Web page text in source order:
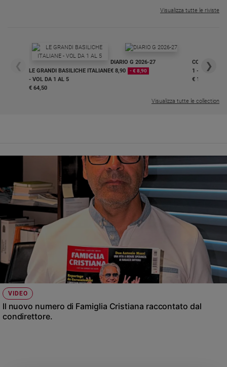
Ambiente
Creato
Volontariato
Diversità
e
inclusione
Costume
Cultura
e
spettacoli
Sanremo
2026
Cinema,
Visualizza tutte le riviste
❮
LE GRANDI BASILICHE ITALIANE
- VOL DA 1 AL 5
€ 64,50
DIARIO G 2026-27
€ 8,90
- € 8,90
COLLANA
1 - 2
€ 18,50
❯
Visualizza tutte le collection
VIDEO
Il nuovo numero di Famiglia Cristiana raccontato dal
condirettore.